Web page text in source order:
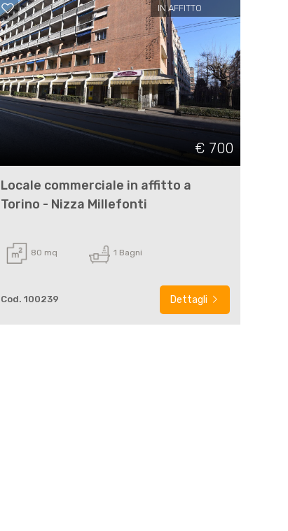
IN AFFITTO
€ 700
Locale commerciale in affitto a
Torino - Nizza Millefonti
80 mq 1 Bagni
Cod. 100239 Dettagli